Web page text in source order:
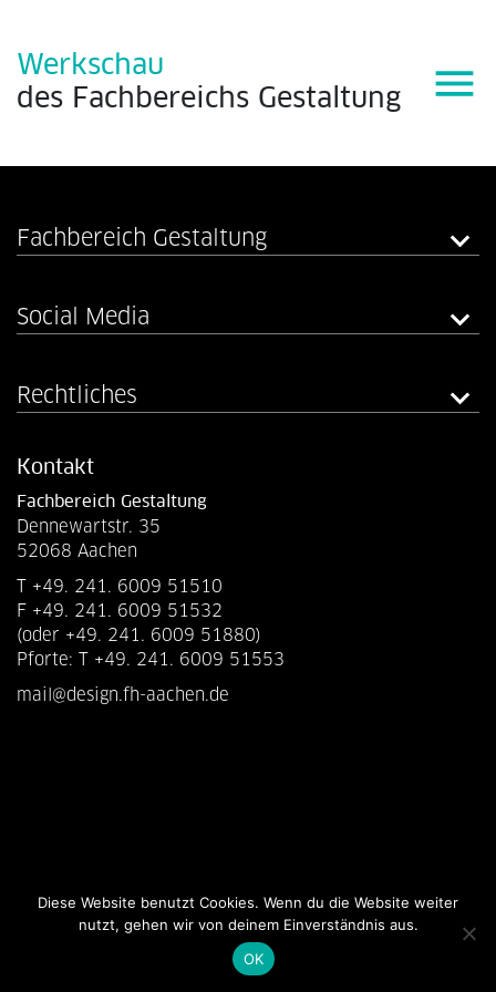
Werkschau
des Fachbereichs Gestaltung menu
Fachbereich Gestaltung
Social Media
Rechtliches
Kontakt
Fachbereich Gestaltung
Dennewartstr. 35
52068 Aachen
T +49. 241. 6009 51510
F +49. 241. 6009 51532
(oder +49. 241. 6009 51880)
Pforte: T +49. 241. 6009 51553
mail@design.fh-aachen.de
Diese Website benutzt Cookies. Wenn du die Website weiter
nutzt, gehen wir von deinem Einverständnis aus.
OK